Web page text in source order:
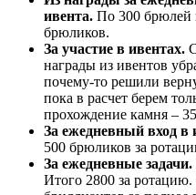
ивента. По 300 брюлей
брюликов.
За участие в ивентах.
награды из ивентов
почему-то решили
пока в расчет берем
прохождение камня –
За ежедневный вход в
500 брюликов за
За ежедневные задачи.
Итого 2800 за